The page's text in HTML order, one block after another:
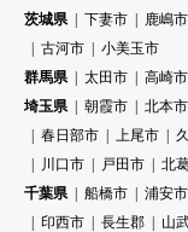
茨城県
下妻市 鹿嶋市
古河市
小美玉市
群馬県
太田市 高崎市
埼玉県
朝霞市 北本市
春日部市
上尾市
川口市
戸田市 北
千葉県
船橋市 浦安市
印西市
長生郡 山